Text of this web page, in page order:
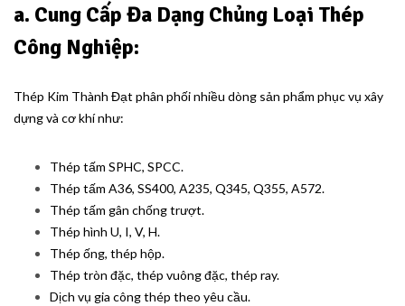
a. Cung Cấp Đa Dạng Chủng Loại Thép
Công Nghiệp:
Thép Kim Thành Đạt phân phối nhiều dòng sản phẩm phục vụ xây
dựng và cơ khí như:
Thép tấm SPHC, SPCC.
Thép tấm A36, SS400, A235, Q345, Q355, A572.
Thép tấm gân chống trượt.
Thép hình U, I, V, H.
Thép ống, thép hộp.
Thép tròn đặc, thép vuông đặc, thép ray.
Dịch vụ gia công thép theo yêu cầu.